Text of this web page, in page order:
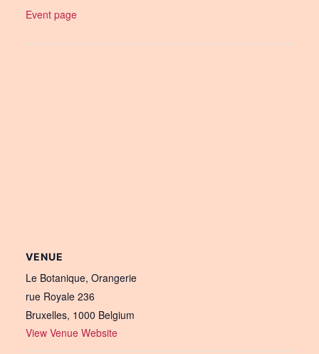
Event page
VENUE
Le Botanique, Orangerie
rue Royale 236
Bruxelles, 1000 Belgium
View Venue Website